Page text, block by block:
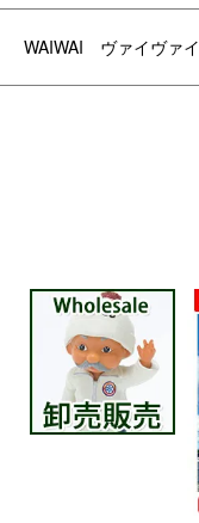
WAIWAI ヴァイヴァイ